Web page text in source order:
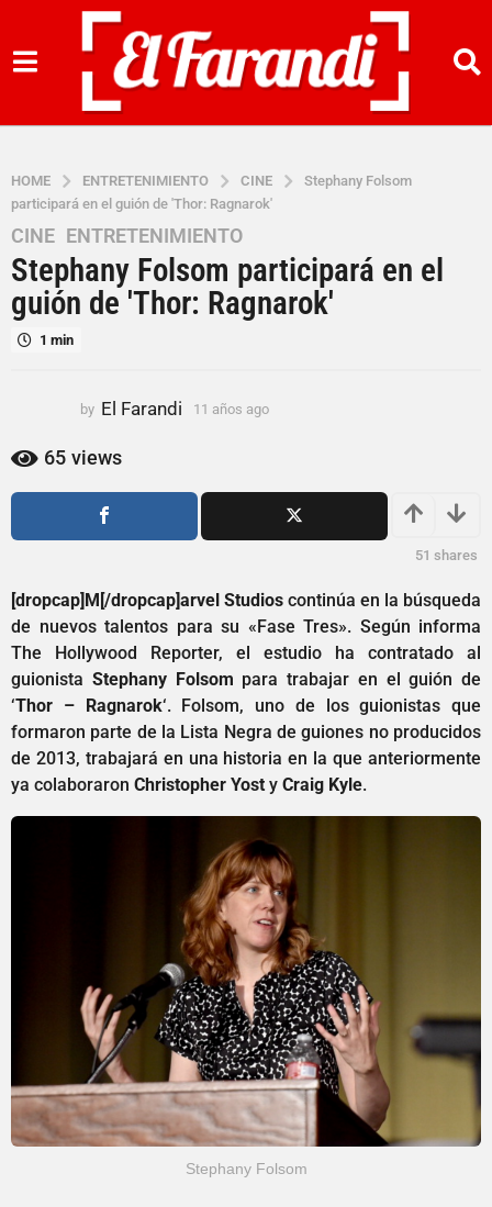
HOME ENTRETENIMIENTO CINE
Stephany Folsom
participará en el guión de 'Thor: Ragnarok'
1
1
ñ
o
o
1
s
a
g
o
CINE ,ENTRETENIMIENTO
Stephany Folsom participará en el
guión de 'Thor: Ragnarok'
1 min
by El Farandi 11 años ago
o
65 views
51 shares
[dropcap]M[/dropcap]arvel Studios continúa en la búsqueda
de nuevos talentos para su «Fase Tres». Según informa
The Hollywood Reporter, el estudio ha contratado al
guionista Stephany Folsom para trabajar en el guión de
‘Thor – Ragnarok‘. Folsom, uno de los guionistas que
formaron parte de la Lista Negra de guiones no producidos
de 2013, trabajará en una historia en la que anteriormente
ya colaboraron Christopher Yost y Craig Kyle.
Stephany Folsom